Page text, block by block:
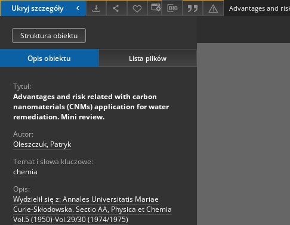
Ukryj szczegóły
Struktura obiektu
Opis obiektu Lista plików
Tytuł:
Advantages and risk related with carbon
nanomaterials (CNMs) application for water
remediation. Mini review.
Autor:
Oleszczuk, Patryk
Temat i słowa kluczowe:
chemia
Opis:
Wydzielił się z: Annales Universitatis Mariae
Curie-Skłodowska. Sectio AA, Physica et Chemia
Vol.5 (1950)-Vol.29/30 (1974/1975)